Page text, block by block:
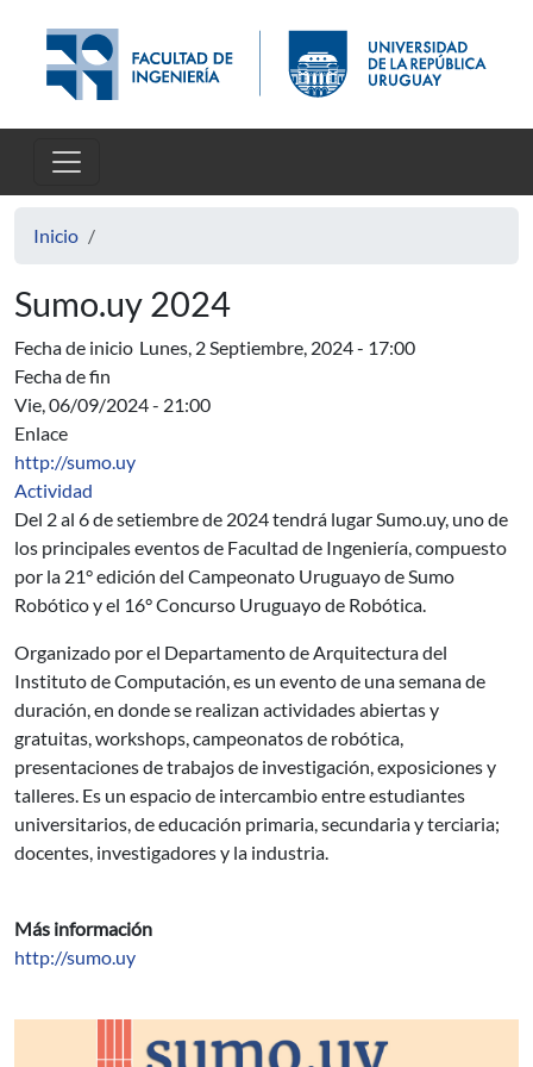
Inicio
Sumo.uy 2024
Fecha de inicio Lunes, 2 Septiembre, 2024 - 17:00
Fecha de fin
Vie, 06/09/2024 - 21:00
Enlace
http://sumo.uy
Actividad
Del 2 al 6 de setiembre de 2024 tendrá lugar Sumo.uy, uno de
los principales eventos de Facultad de Ingeniería, compuesto
por la 21° edición del Campeonato Uruguayo de Sumo
Robótico y el 16° Concurso Uruguayo de Robótica.
Organizado por el Departamento de Arquitectura del
Instituto de Computación, es un evento de una semana de
duración, en donde se realizan actividades abiertas y
gratuitas, workshops, campeonatos de robótica,
presentaciones de trabajos de investigación, exposiciones y
talleres. Es un espacio de intercambio entre estudiantes
universitarios, de educación primaria, secundaria y terciaria;
docentes, investigadores y la industria.
Más información
http://sumo.uy